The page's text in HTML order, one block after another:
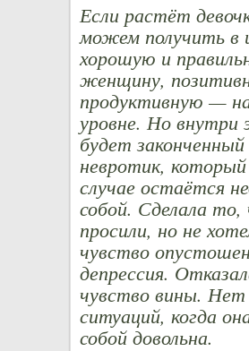
Если растёт
можем получить в
хорошую и
женщину,
продуктивную —
уровне. Но внутри
будет законченный
невротик,
случае остаётся
собой. Сделала
просили, но не
чувство
депрессия.
чувство вины. Нет
ситуаций, когда
собой довольна.